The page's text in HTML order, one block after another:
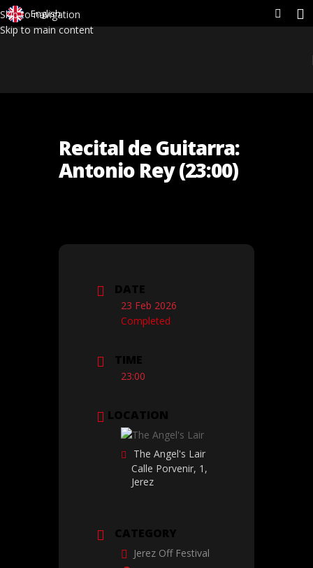
Skip to navigation
Skip to main content
English
Recital de Guitarra:
Antonio Rey (23:00)
DATE
23 Feb 2026
Completed
TIME
23:00
LOCATION
The Angel's Lair
Calle Porvenir, 1,
Jerez
CATEGORY
Jerez Off Festival